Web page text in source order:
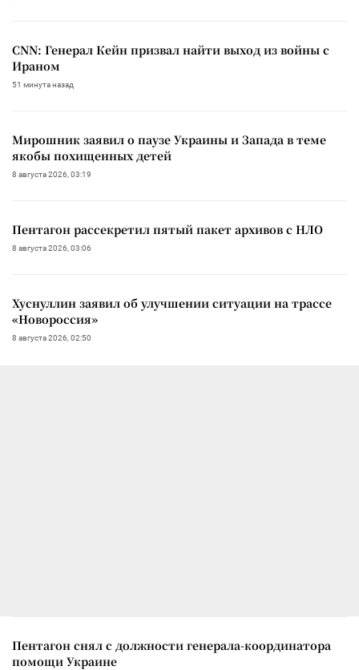
CNN: Генерал Кейн призвал найти выход из войны с
Ираном
51 минута назад
Мирошник заявил о паузе Украины и Запада в теме
якобы похищенных детей
8 августа 2026, 03:19
Пентагон рассекретил пятый пакет архивов с НЛО
8 августа 2026, 03:06
Хуснуллин заявил об улучшении ситуации на трассе
«Новороссия»
8 августа 2026, 02:50
Пентагон снял с должности генерала-координатора
помощи Украине